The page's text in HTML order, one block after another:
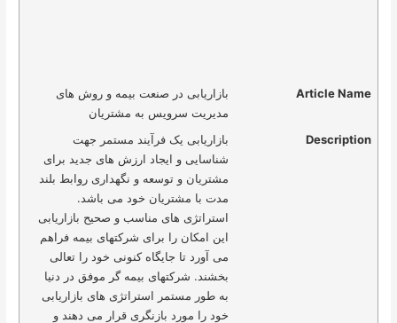
Article Name
بازاریابی در صنعت بیمه و روش های
مدیریت سرویس به مشتریان
Description
بازاریابی یک فرآیند مستمر جهت
شناسایی و ایجاد ارزش های جدید برای
مشتریان و توسعه و نگهداری روابط بلند
مدت با مشتریان خود می باشد.
استراتژی های مناسب و صحیح بازاریابی
این امکان را برای شرکتهای بیمه فراهم
می آورد تا جایگاه کنونی خود را تعالی
بخشند. شرکتهای بیمه گر موفق در دنیا
به طور مستمر استراتژی های بازاریابی
خود را مورد بازنگری قرار می دهند و